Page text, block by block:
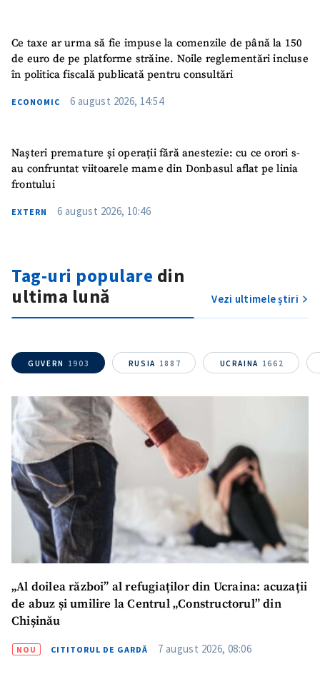
Ce taxe ar urma să fie impuse la comenzile de până la 150
de euro de pe platforme străine. Noile reglementări incluse
în politica fiscală publicată pentru consultări
ECONOMIC 6 august 2026, 14:54
Nașteri premature și operații fără anestezie: cu ce orori s-
au confruntat viitoarele mame din Donbasul aflat pe linia
frontului
EXTERN 6 august 2026, 10:46
Tag-uri populare din
ultima lună
Vezi ultimele știri
GUVERN 1903 RUSIA 1887 UCRAINA 1662
„Al doilea război” al refugiaților din Ucraina: acuzații
de abuz și umilire la Centrul „Constructorul” din
Chișinău
NOU CITITORUL DE GARDĂ 7 august 2026, 08:06
Fotografie
+ Încarcă imagine
Mesajul știrei
+ Mesajul știrei
CONTACT SURSĂ
Sursă anonimă
Nume + Numele meu
Email+ Emailul meu
Telefon
+ Telefon personal
politica de